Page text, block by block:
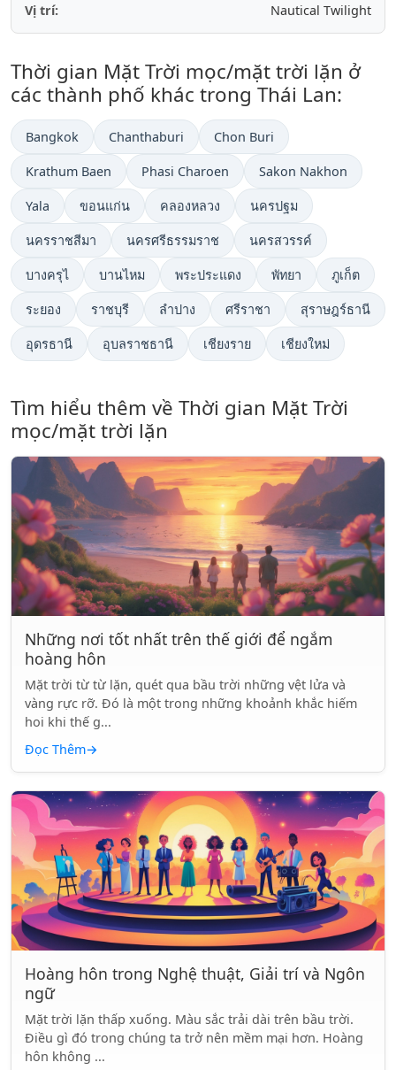
Vị trí:
Nautical Twilight
Thời gian Mặt Trời mọc/mặt trời lặn ở
các thành phố khác trong Thái Lan:
Bangkok Chanthaburi Chon Buri
Krathum Baen Phasi Charoen Sakon Nakhon
Yala ขอนแก่น คลองหลวง นครปฐม
นครราชสีมา นครศรีธรรมราช นครสวรรค์
บางครุไ บานไหม พระประแดง พัทยา ภูเก็ต
ระยอง ราชบุรี ลำปาง ศรีราชา สุราษฎร์ธานี
อุดรธานี อุบลราชธานี เชียงราย เชียงใหม่
Tìm hiểu thêm về Thời gian Mặt Trời
mọc/mặt trời lặn
Những nơi tốt nhất trên thế giới để ngắm
hoàng hôn
Mặt trời từ từ lặn, quét qua bầu trời những vệt lửa và
vàng rực rỡ. Đó là một trong những khoảnh khắc hiếm
hoi khi thế g...
Đọc Thêm→
Hoàng hôn trong Nghệ thuật, Giải trí và Ngôn
ngữ
Mặt trời lặn thấp xuống. Màu sắc trải dài trên bầu trời.
Điều gì đó trong chúng ta trở nên mềm mại hơn. Hoàng
hôn không ...